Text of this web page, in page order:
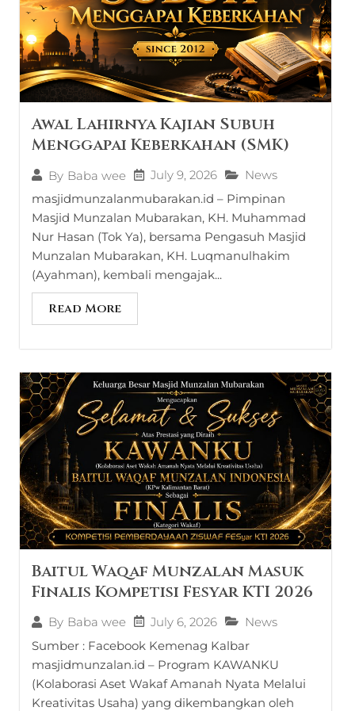
Awal Lahirnya Kajian Subuh
Menggapai Keberkahan (SMK)
By Baba wee July 9, 2026
News
masjidmunzalanmubarakan.id – Pimpinan
Masjid Munzalan Mubarakan, KH. Muhammad
Nur Hasan (Tok Ya), bersama Pengasuh Masjid
Munzalan Mubarakan, KH. Luqmanulhakim
(Ayahman), kembali mengajak...
Read More
Baitul Waqaf Munzalan Masuk
Finalis Kompetisi Fesyar KTI 2026
By Baba wee July 6, 2026
News
Sumber : Facebook Kemenag Kalbar
masjidmunzalan.id – Program KAWANKU
(Kolaborasi Aset Wakaf Amanah Nyata Melalui
Kreativitas Usaha) yang dikembangkan oleh